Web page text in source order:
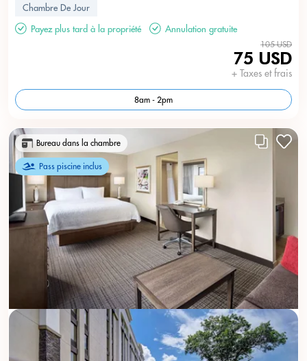
Chambre De Jour
Payez plus tard à la propriété
Annulation gratuite
105 USD
75 USD
+ Taxes et frais
8am - 2pm
Bureau dans la chambre
Pass piscine inclus